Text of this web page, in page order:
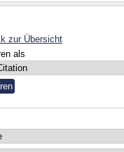
zur Übersicht
als